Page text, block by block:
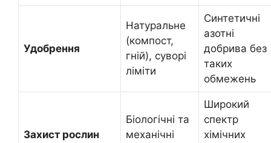
Удобрення
Натуральне
(компост,
гній), суворі
ліміти
Синтетичні
азотні
добрива без
таких
обмежень
Захист рослин
Біологічні та
механічні
Широкий
спектр
хімічних